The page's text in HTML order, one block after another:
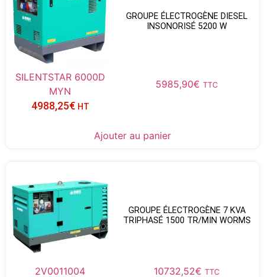
GROUPE ÉLECTROGÈNE DIESEL
INSONORISÉ 5200 W
SILENTSTAR 6000D
MYN
5985,90€ TTC
4988,25€ HT
Ajouter au panier
GROUPE ÉLECTROGÈNE 7 KVA
TRIPHASÉ 1500 TR/MIN WORMS
2V0011004 10732,52€ TTC